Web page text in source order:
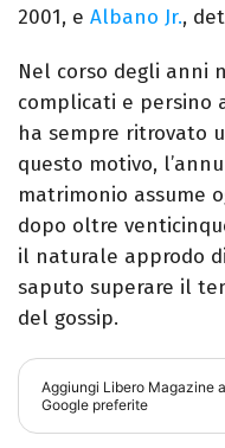
2001, e Albano Jr.,
Nel corso degli anni
complicati e persino
ha sempre ritrovato
questo motivo,
matrimonio assume
dopo oltre
il naturale approdo
saputo superare il
del gossip.
Aggiungi Libero Magazine
Google preferite